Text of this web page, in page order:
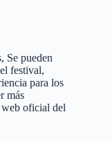
Se pueden
festival,
para los
más
oficial del